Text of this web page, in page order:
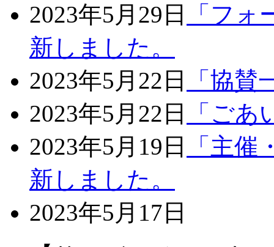
2023年5月29日
「フ
新しました。
2023年5月22日
「協
2023年5月22日
「ご
2023年5月19日
「主
新しました。
2023年5月17日